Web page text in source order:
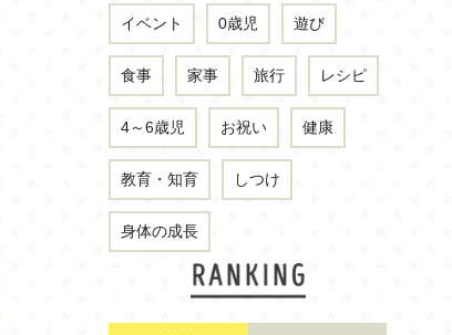
イベント 0歳児 遊び
食事 家事 旅行 レシピ
4～6歳児 お祝い 健康
教育・知育 しつけ
身体の成長